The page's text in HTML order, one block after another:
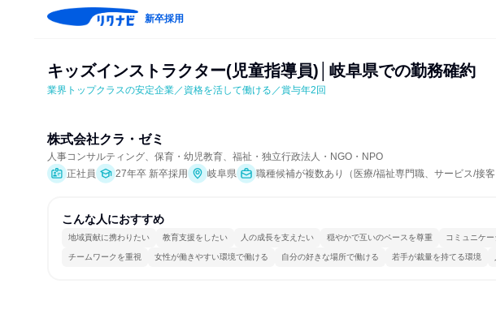
新卒採用
キッズインストラクター(児童指導員)│岐阜県での勤務確約
業界トップクラスの安定企業／資格を活して働ける／賞与年2回
株式会社クラ・ゼミ
人事コンサルティング、保育・幼児教育、福祉・独立行政法人・NGO・NPO
正社員
27年卒 新卒採用 岐阜県 職種候補が複数あり（医療/福祉専門職、サービス/接客
こんな人におすすめ
地域貢献に携わりたい 教育支援をしたい 人の成長を支えたい 穏やかで互いのペースを尊重 コミュニケ
チームワークを重視 女性が働きやすい環境で働ける 自分の好きな場所で働ける 若手が裁量を持てる環境